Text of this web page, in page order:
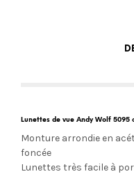
Lunettes de vue Andy Wolf 5095
Monture arrondie en
foncée
Lunettes très facile à